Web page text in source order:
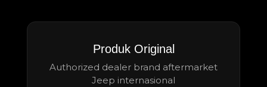
Produk Original
Authorized dealer brand aftermarket
Jeep internasional